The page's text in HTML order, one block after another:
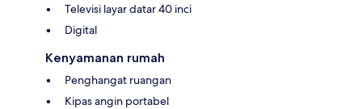
Televisi layar datar 40 inci
Digital
Kenyamanan rumah
Penghangat ruangan
Kipas angin portabel